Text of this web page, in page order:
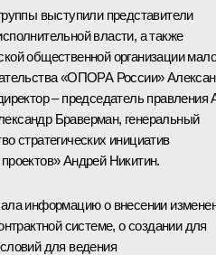
выступили представители
власти, а также
общественной организации
«ОПОРА России»
– председатель правления
Браверман, генеральный
стратегических инициатив
Андрей Никитин.
информацию о внесении
системе, о создании для
для ведения